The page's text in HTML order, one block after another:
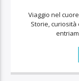
Viaggio nel
Storie,